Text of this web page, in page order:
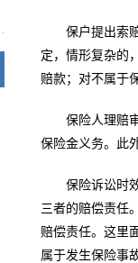
保户提出索
定，情形复杂的
赔款；对不属于
保险人理赔
保险金义务。此
保险诉讼时
三者的赔偿责任
赔偿责任。这里
属于发生保险事